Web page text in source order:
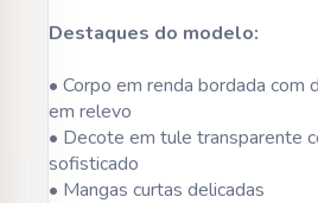
Destaques do modelo:
• Corpo em renda bordada com
em relevo
• Decote em tule transparente
sofisticado
• Mangas curtas delicadas